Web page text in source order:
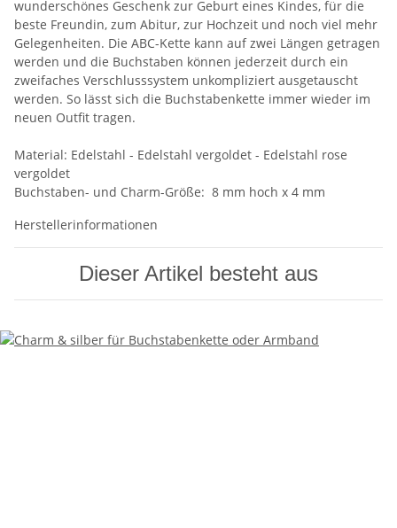
wunderschönes Geschenk zur Geburt eines Kindes, für die
beste Freundin, zum Abitur, zur Hochzeit und noch viel mehr
Gelegenheiten. Die ABC-Kette kann auf zwei Längen getragen
werden und die Buchstaben können jederzeit durch ein
zweifaches Verschlusssystem unkompliziert ausgetauscht
werden. So lässt sich die Buchstabenkette immer wieder im
neuen Outfit tragen.
Material: Edelstahl - Edelstahl vergoldet - Edelstahl rose
vergoldet
Buchstaben- und Charm-Größe: 8 mm hoch x 4 mm
Herstellerinformationen
Dieser Artikel besteht aus